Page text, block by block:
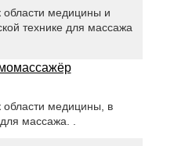
области медицины и
технике для массажа
области медицины, в
для массажа. .